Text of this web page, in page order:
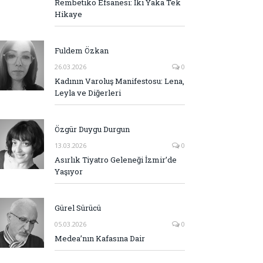
Rembetiko Efsanesi: İki Yaka Tek
Hikaye
Fuldem Özkan
26.03.2026 0
Kadının Varoluş Manifestosu: Lena,
Leyla ve Diğerleri
Özgür Duygu Durgun
13.03.2026 0
Asırlık Tiyatro Geleneği İzmir’de
Yaşıyor
Gürel Sürücü
05.03.2026 0
Medea’nın Kafasına Dair